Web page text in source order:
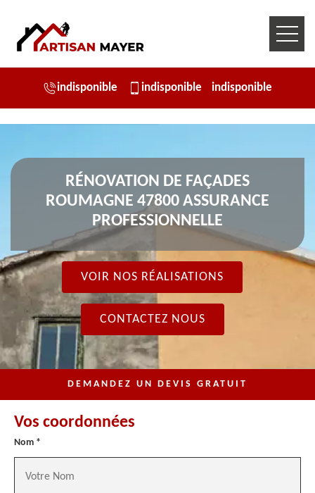
indisponible indisponible indisponible
RÉNOVATION DE FAÇADES
ROUMAGNE 47800 ASSURANCE
PROFESSIONNELLE
VOIR NOS RÉALISATIONS
CONTACTEZ NOUS
DEMANDEZ UN DEVIS GRATUIT
Vos coordonnées
Nom *